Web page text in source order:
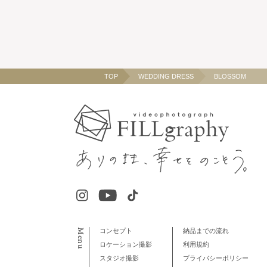
TOP WEDDING DRESS BLOSSOM
Menu
コンセプト
ロケーション撮影
スタジオ撮影
納品までの流れ
利用規約
プライバシーポリシー